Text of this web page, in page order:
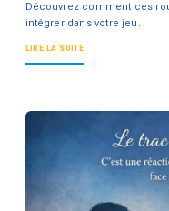
Découvrez comment ces
intégrer dans votre jeu.
LIRE LA SUITE